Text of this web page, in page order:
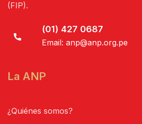
(FIP).
(01) 427 0687
Email: anp@anp.org.pe
La ANP
¿Quiénes somos?